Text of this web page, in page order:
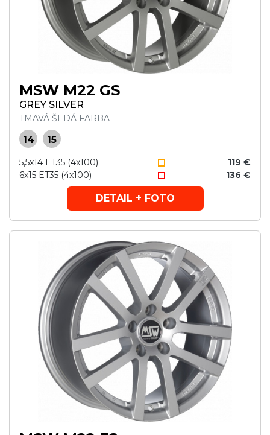
MSW M22 GS
GREY SILVER
TMAVÁ ŠEDÁ FARBA
14 15
5,5x14 ET35 (4x100)
119 €
6x15 ET35 (4x100)
136 €
DETAIL + FOTO